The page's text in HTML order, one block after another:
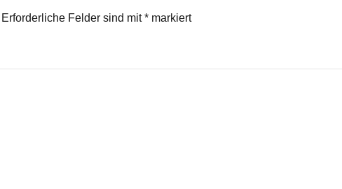
Erforderliche Felder sind mit* markiert